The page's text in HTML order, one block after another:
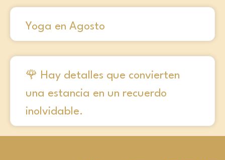
Yoga en Agosto
🌹 Hay detalles que convierten
una estancia en un recuerdo
inolvidable.